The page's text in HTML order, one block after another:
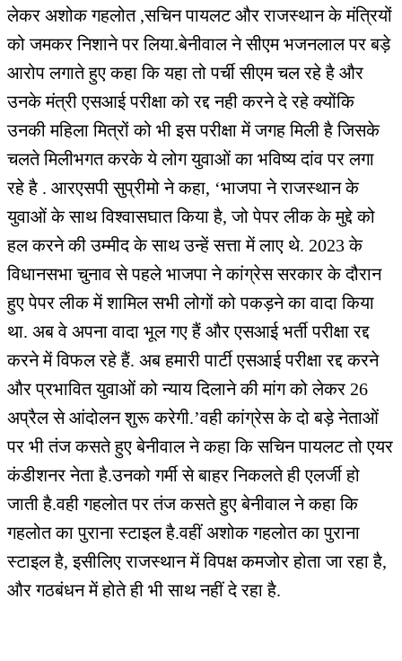
लेकर अशोक गहलोत ,सचिन पायलट और राजस्थान के मंत्रियों
को जमकर निशाने पर लिया.बेनीवाल ने सीएम भजनलाल पर बड़े
आरोप लगाते हुए कहा कि यहा तो पर्ची सीएम चल रहे है और
उनके मंत्री एसआई परीक्षा को रद्द नही करने दे रहे क्योंकि
उनकी महिला मित्रों को भी इस परीक्षा में जगह मिली है जिसके
चलते मिलीभगत करके ये लोग युवाओं का भविष्य दांव पर लगा
रहे है . आरएसपी सुप्रीमो ने कहा, ‘भाजपा ने राजस्थान के
युवाओं के साथ विश्वासघात किया है, जो पेपर लीक के मुद्दे को
हल करने की उम्मीद के साथ उन्हें सत्ता में लाए थे. 2023 के
विधानसभा चुनाव से पहले भाजपा ने कांग्रेस सरकार के दौरान
हुए पेपर लीक में शामिल सभी लोगों को पकड़ने का वादा किया
था. अब वे अपना वादा भूल गए हैं और एसआई भर्ती परीक्षा रद्द
करने में विफल रहे हैं. अब हमारी पार्टी एसआई परीक्षा रद्द करने
और प्रभावित युवाओं को न्याय दिलाने की मांग को लेकर 26
अप्रैल से आंदोलन शुरू करेगी.’वही कांग्रेस के दो बड़े नेताओं
पर भी तंज कसते हुए बेनीवाल ने कहा कि सचिन पायलट तो एयर
कंडीशनर नेता है.उनको गर्मी से बाहर निकलते ही एलर्जी हो
जाती है.वही गहलोत पर तंज कसते हुए बेनीवाल ने कहा कि
गहलोत का पुराना स्टाइल है.वहीं अशोक गहलोत का पुराना
स्टाइल है, इसीलिए राजस्थान में विपक्ष कमजोर होता जा रहा है,
और गठबंधन में होते ही भी साथ नहीं दे रहा है.